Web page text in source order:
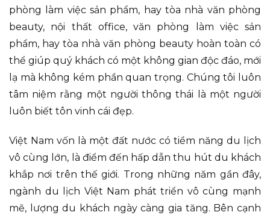
phòng làm việc sản phẩm, hay tòa nhà văn phòng
beauty, nội thất office, văn phòng làm việc sản
phẩm, hay tòa nhà văn phòng beauty hoàn toàn có
thể giúp quý khách có một không gian độc đáo, mới
lạ mà không kém phần quan trọng. Chúng tôi luôn
tâm niệm rằng một người thông thái là một người
luôn biết tôn vinh cái đẹp.
Việt Nam vốn là một đất nước có tiềm năng du lịch
vô cùng lớn, là điểm đến hấp dẫn thu hút du khách
khắp nơi trên thế giới. Trong những năm gần đây,
ngành du lịch Việt Nam phát triển vô cùng mạnh
mẽ, lượng du khách ngày càng gia tăng. Bên cạnh